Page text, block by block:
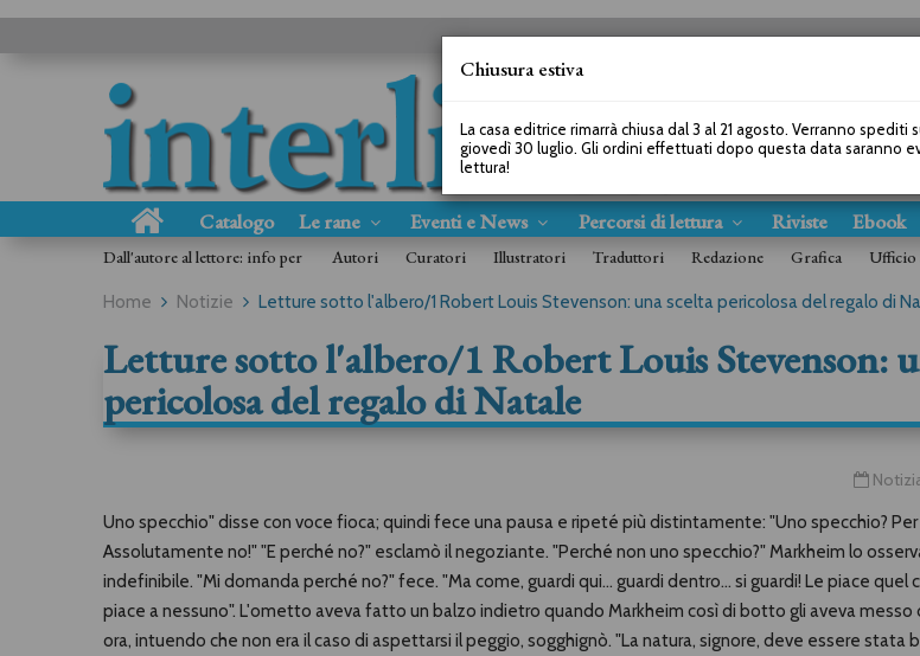
Catalogo Le rane Eventi e News Percorsi di lettura Riviste Ebook
Dall'autore al lettore: info per Autori Curatori Illustratori Traduttori Redazione Grafica Ufficio
Home Notizie Letture sotto l'albero/1 Robert Louis Stevenson: una scelta pericolosa del regalo di
Letture sotto l'albero/1 Robert Louis Stevenson:
pericolosa del regalo di Natale
Uno specchio" disse con voce fioca; quindi fece una pausa e ripeté più distintamente: "Uno specchio?
Assolutamente no!" "E perché no?" esclamò il negoziante. "Perché non uno specchio?" Markheim lo
indefinibile. "Mi domanda perché no?" fece. "Ma come, guardi qui... guardi dentro... si guardi! Le piace quel
piace a nessuno". L'ometto aveva fatto un balzo indietro quando Markheim così di botto gli aveva messo
ora, intuendo che non era il caso di aspettarsi il peggio, sogghignò. "La natura, signore, deve essere stata
Chiusura estiva
La casa editrice rimarrà chiusa dal 3 al 21 agosto. Verranno
giovedì 30 luglio. Gli ordini effettuati dopo questa data saranno
lettura!